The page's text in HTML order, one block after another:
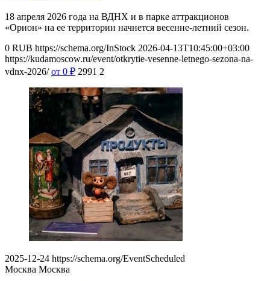
18 апреля 2026 года на ВДНХ и в парке аттракционов
«Орион» на ее территории начнется весенне-летний сезон.
0 RUB https://schema.org/InStock 2026-04-13T10:45:00+03:00
https://kudamoscow.ru/event/otkrytie-vesenne-letnego-sezona-na-
vdnx-2026/ от 0 ₽ 2991 2
2025-12-24 https://schema.org/EventScheduled
Москва Москва